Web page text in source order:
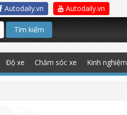
Autodaily.vn Autodaily.vn
Tìm kiếm
Độ xe Chăm sóc xe Kinh nghiệm